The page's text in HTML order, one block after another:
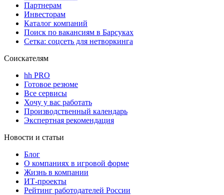
Партнерам
Инвесторам
Каталог компаний
Поиск по вакансиям в Барсуках
Сетка: соцсеть для нетворкинга
Соискателям
hh PRO
Готовое резюме
Все сервисы
Хочу у вас работать
Производственный календарь
Экспертная рекомендация
Новости и статьи
Блог
О компаниях в игровой форме
Жизнь в компании
ИТ-проекты
Рейтинг работодателей России